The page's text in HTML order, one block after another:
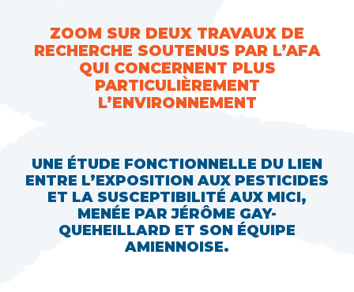
ZOOM SUR DEUX TRAVAUX DE
RECHERCHE SOUTENUS PAR L’AFA
QUI CONCERNENT PLUS
PARTICULIÈREMENT
L’ENVIRONNEMENT
UNE ÉTUDE FONCTIONNELLE DU LIEN
ENTRE L’EXPOSITION AUX PESTICIDES
ET LA SUSCEPTIBILITÉ AUX MICI,
MENÉE PAR JÉRÔME GAY-
QUEHEILLARD ET SON ÉQUIPE
AMIENNOISE.